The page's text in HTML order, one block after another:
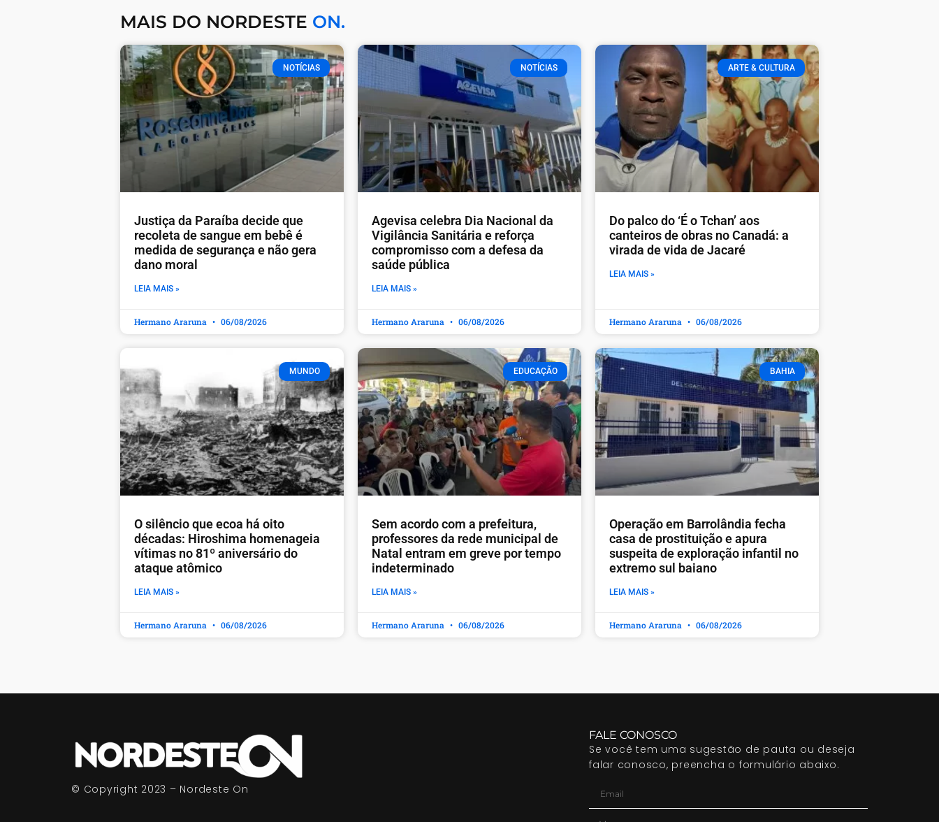
MAIS DO NORDESTE ON.
NOTÍCIAS
Justiça da Paraíba decide que
recoleta de sangue em bebê é
medida de segurança e não gera
dano moral
LEIA MAIS »
Hermano Araruna 06/08/2026
NOTÍCIAS
Agevisa celebra Dia Nacional da
Vigilância Sanitária e reforça
compromisso com a defesa da
saúde pública
LEIA MAIS »
Hermano Araruna 06/08/2026
ARTE & CULTURA
Do palco do ‘É o Tchan’ aos
canteiros de obras no Canadá: a
virada de vida de Jacaré
LEIA MAIS »
Hermano Araruna 06/08/2026
MUNDO
O silêncio que ecoa há oito
décadas: Hiroshima homenageia
vítimas no 81º aniversário do
ataque atômico
LEIA MAIS »
Hermano Araruna 06/08/2026
EDUCAÇÃO
​Sem acordo com a prefeitura,
professores da rede municipal de
Natal entram em greve por tempo
indeterminado
LEIA MAIS »
Hermano Araruna 06/08/2026
BAHIA
Operação em Barrolândia fecha
casa de prostituição e apura
suspeita de exploração infantil no
extremo sul baiano
LEIA MAIS »
Hermano Araruna 06/08/2026
© Copyright 2023 – Nordeste On
FALE CONOSCO
Se você tem uma sugestão de pauta ou deseja
falar conosco, preencha o formulário abaixo.